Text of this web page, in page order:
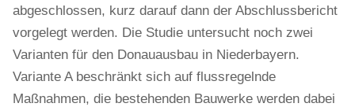
abgeschlossen, kurz darauf dann der Abschlussbericht
vorgelegt werden. Die Studie untersucht noch zwei
Varianten für den Donauausbau in Niederbayern.
Variante A beschränkt sich auf flussregelnde
Maßnahmen, die bestehenden Bauwerke werden dabei